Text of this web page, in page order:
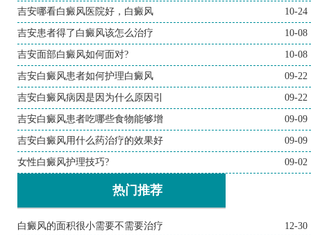
吉安哪看白癜风医院好，白癜风 10-24
吉安患者得了白癜风该怎么治疗 10-08
吉安面部白癜风如何面对? 10-08
吉安白癜风患者如何护理白癜风 09-22
吉安白癜风病因是因为什么原因引 09-22
吉安白癜风患者吃哪些食物能够增 09-09
吉安白癜风用什么药治疗的效果好 09-09
女性白癜风护理技巧? 09-02
热门推荐
白癜风的面积很小需要不需要治疗 12-30